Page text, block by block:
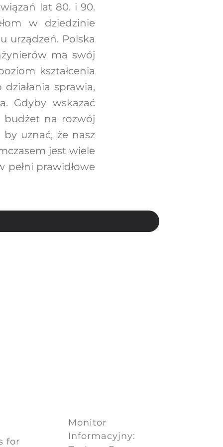
lat 80. i 90.
w dziedzinie
urządzeń. Polska
ma swój
kształcenia
sprawia,
Gdyby wskazać
budżet na rozwój
uznać, że nasz
jest wiele
pełni prawidłowe
for
Monitor
Informacyjny: